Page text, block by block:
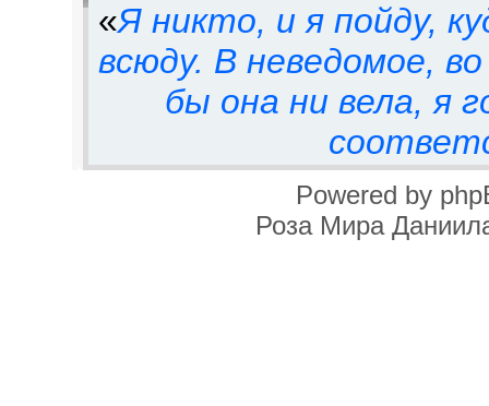
«Я никто, и я пойду,
всюду. В неведомое,
бы она ни вела, я
Powered by
Роза Мира